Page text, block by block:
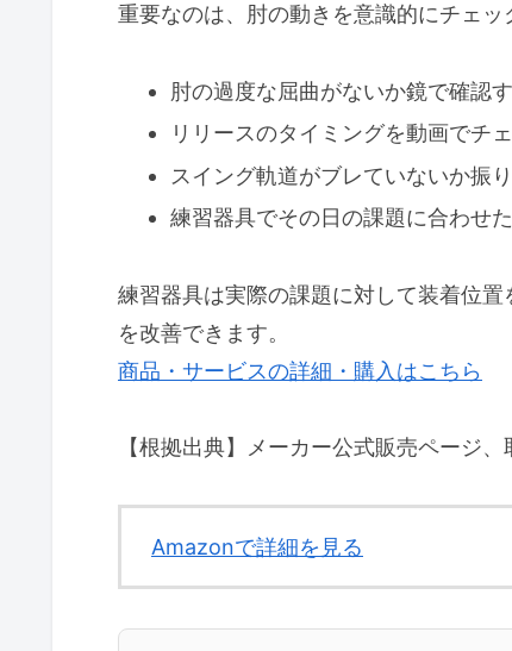
重要なのは、肘の動きを意識的にチェッ
肘の過度な屈曲がないか鏡で確認
リリースのタイミングを動画でチ
スイング軌道がブレていないか振
練習器具でその日の課題に合わせ
練習器具は実際の課題に対して装着位
を改善できます。
商品・サービスの詳細・購入はこちら
【根拠出典】メーカー公式販売ページ
Amazonで詳細を見る